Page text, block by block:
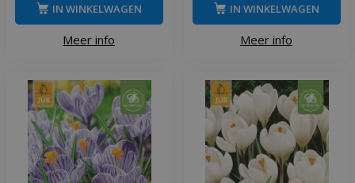
Meer info
IN WINKELWAGEN
Meer info
IN WINKELWAGEN